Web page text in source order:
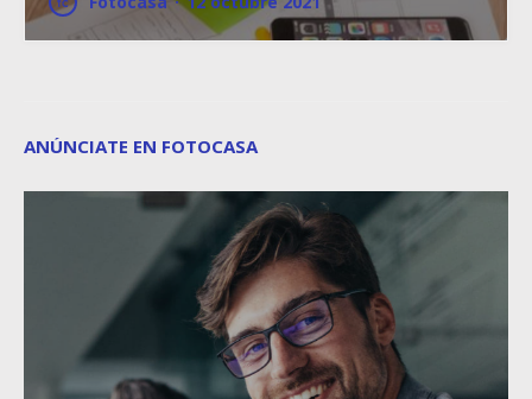
ANÚNCIATE EN FOTOCASA